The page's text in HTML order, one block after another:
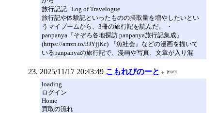
旅行記記 | Log of Travelogue
旅行記や体験記といったものの摂取量を増やしたいとい
うマイブームから、3冊の旅行記を読んだ。 ・
panpanya『そぞろ各地探訪 panpanya旅行記集成』
(https://amzn.to/3JYjjKc) 『魚社会』などの漫画を描いて
いるpanpanyaの旅行記で、漫画や写真、文章が入り混
2025/11/17 20:43:49 こもれびのーと
loading
ログイン
Home
買取の流れ